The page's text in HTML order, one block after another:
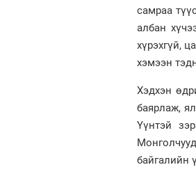
самраа
албан
хүрэхгүй,
хэмээн
Хэдхэн
баярлаж,
Үүнтэй
байгалийн